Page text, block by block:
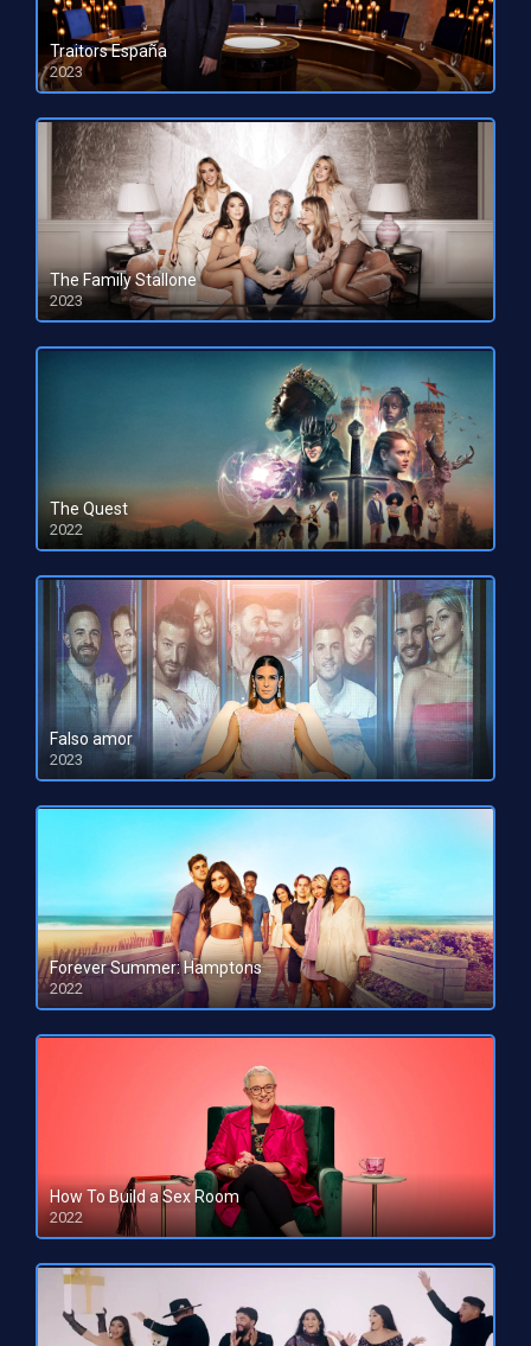
Traitors España
2023
HD 1080pHD 720p
The Family Stallone
2023
HD 1080pHD 720p
The Quest
2022
HD 1080pHD 720p
Falso amor
2023
HD 1080pHD 720p
Forever Summer: Hamptons
2022
HD 1080pHD 720p
How To Build a Sex Room
2022
HD 1080pHD 720p